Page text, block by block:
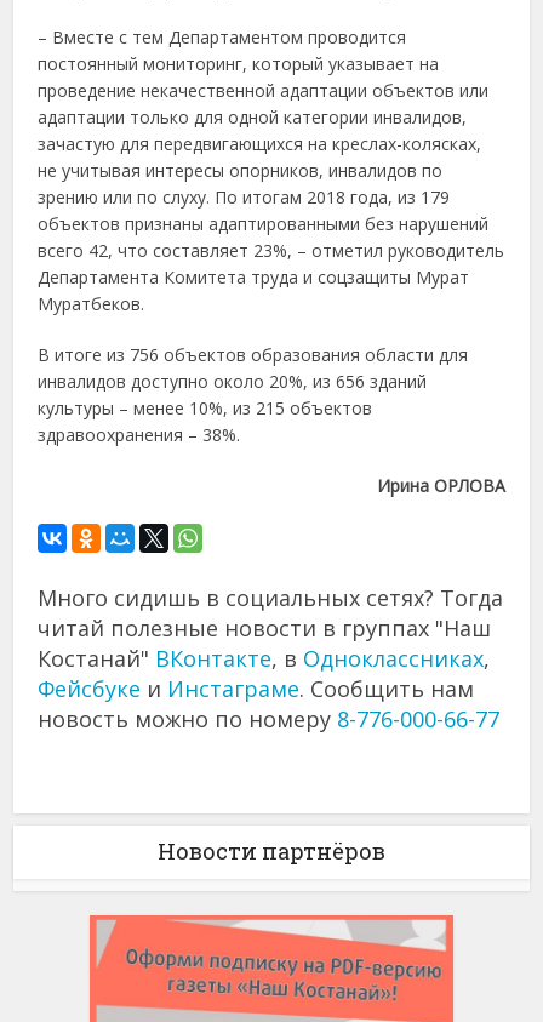
– Вместе с тем Департаментом проводится
постоянный мониторинг, который указывает на
проведение некачественной адаптации объектов или
адаптации только для одной категории инвалидов,
зачастую для передвигающихся на креслах-колясках,
не учитывая интересы опорников, инвалидов по
зрению или по слуху. По итогам 2018 года, из 179
объектов признаны адаптированными без нарушений
всего 42, что составляет 23%, – отметил руководитель
Департамента Комитета труда и соцзащиты Мурат
Муратбеков.
В итоге из 756 объектов образования области для
инвалидов доступно около 20%, из 656 зданий
культуры – менее 10%, из 215 объектов
здравоохранения – 38%.
Ирина ОРЛОВА
Много сидишь в социальных сетях? Тогда
читай полезные новости в группах "Наш
Костанай" ВКонтакте, в Одноклассниках,
Фейсбуке и Инстаграме. Сообщить нам
новость можно по номеру 8-776-000-66-77
Новости партнёров